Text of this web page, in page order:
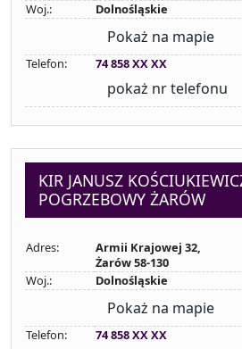
Woj.:
Dolnośląskie
Pokaż na mapie
Telefon: 74 858 XX XX
pokaż nr telefonu
KIR JANUSZ
POGRZEBOWY ŻARÓW
Adres:
Armii Krajowej 32,
Żarów 58-130
Woj.:
Dolnośląskie
Pokaż na mapie
Telefon: 74 858 XX XX